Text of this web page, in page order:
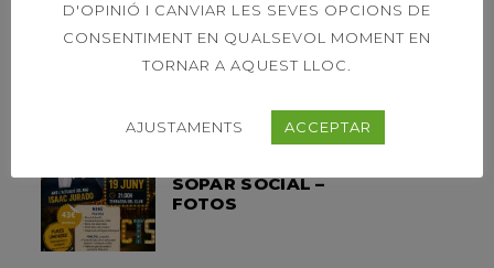
HORARI ESPECIAL
SOPAR SOCIAL –
FOTOS
D'OPINIÓ I CANVIAR LES SEVES OPCIONS DE
CONSENTIMENT EN QUALSEVOL MOMENT EN
TORNAR A AQUEST LLOC.
AJUSTAMENTS ACCEPTAR